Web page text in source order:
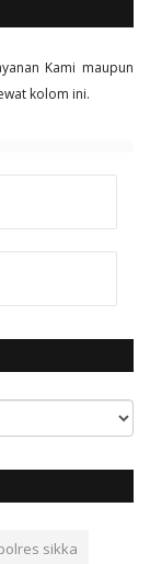
Kami maupun
kolom ini.
sikka